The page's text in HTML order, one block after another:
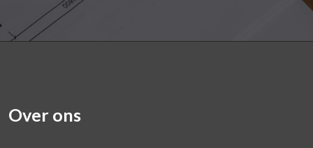
Over ons